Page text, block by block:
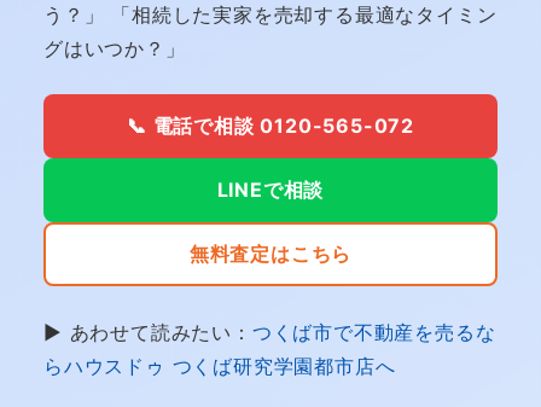
う？」 「相続した実家を売却する最適なタイミン
グはいつか？」
📞 電話で相談 0120-565-072
LINEで相談
無料査定はこちら
▶ あわせて読みたい： つくば市で不動産を売るな
らハウスドゥ つくば研究学園都市店へ